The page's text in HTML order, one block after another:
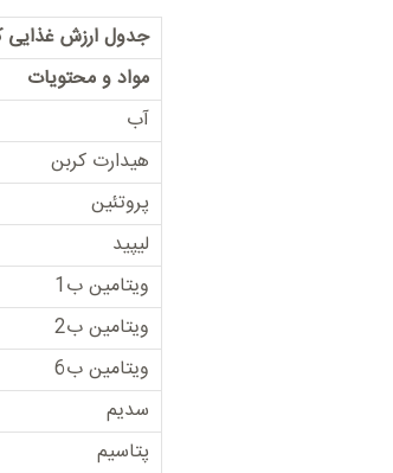
جدول ارزش
مواد و محتویات
آب
هیدارت کربن
پروتئین
لیپید
ویتامین ب1
ویتامین ب2
ویتامین ب6
سدیم
پتاسیم